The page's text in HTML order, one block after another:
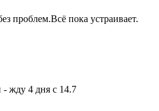
проблем.Всё пока устраивает.
- жду 4 дня с 14.7